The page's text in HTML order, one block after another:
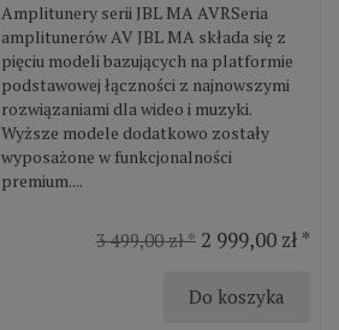
Amplitunery serii JBL MA AVRSeria
amplitunerów AV JBL MA składa się z
pięciu modeli bazujących na platformie
podstawowej łączności z najnowszymi
rozwiązaniami dla wideo i muzyki.
Wyższe modele dodatkowo zostały
wyposażone w funkcjonalności
premium....
3 499,00 zł * 2 999,00 zł *
Do koszyka